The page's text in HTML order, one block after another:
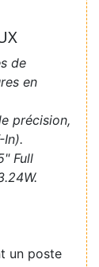
de
en
précision,
In).
Full
un poste